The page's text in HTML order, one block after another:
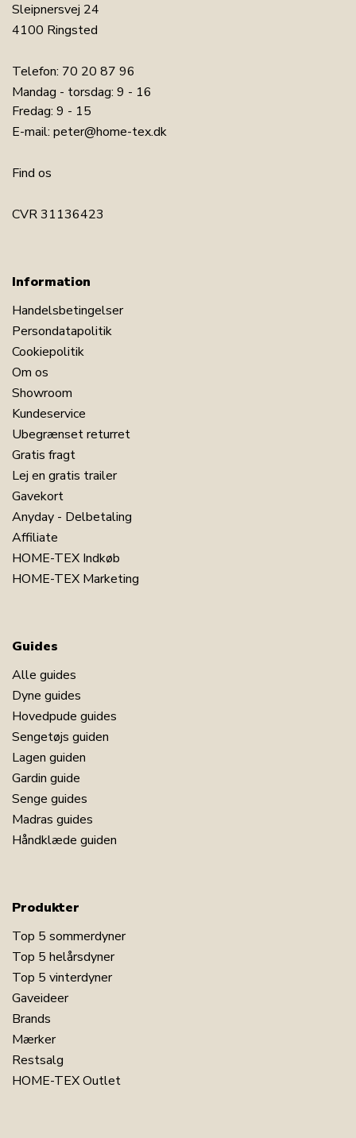
Sleipnersvej 24
4100 Ringsted
Telefon: 70 20 87 96
Mandag - torsdag: 9 - 16
Fredag: 9 - 15
E-mail: peter@home-tex.dk
Find os
CVR 31136423
Information
Handelsbetingelser
Persondatapolitik
Cookiepolitik
Om os
Showroom
Kundeservice
Ubegrænset returret
Gratis fragt
Lej en gratis trailer
Gavekort
Anyday - Delbetaling
Affiliate
HOME-TEX Indkøb
HOME-TEX Marketing
Guides
Alle guides
Dyne guides
Hovedpude guides
Sengetøjs guiden
Lagen guiden
Gardin guide
Senge guides
Madras guides
Håndklæde guiden
Produkter
Top 5 sommerdyner
Top 5 helårsdyner
Top 5 vinterdyner
Gaveideer
Brands
Mærker
Restsalg
HOME-TEX Outlet